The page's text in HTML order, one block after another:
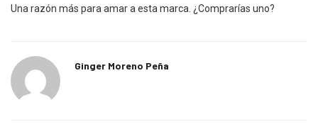
Una razón más para amar a esta marca. ¿Comprarías uno?
Ginger Moreno Peña